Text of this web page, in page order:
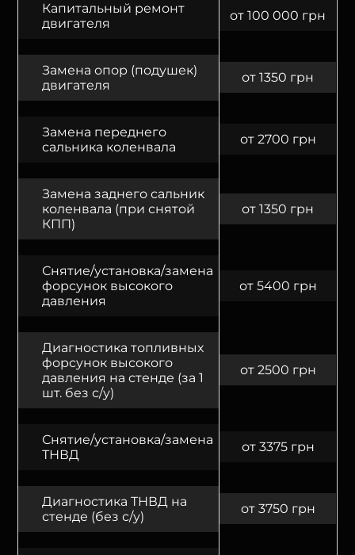
Капитальный ремонт
двигателя
от 100 000 грн
Замена опор (подушек)
двигателя
от 1350 грн
Замена переднего
сальника коленвала
от 2700 грн
Замена заднего сальник
коленвала (при снятой
КПП)
от 1350 грн
Снятие/установка/замена
форсунок высокого
давления
от 5400 грн
Диагностика топливных
форсунок высокого
давления на стенде (за 1
шт. без с/у)
от 2500 грн
Снятие/установка/замена
ТНВД
от 3375 грн
Диагностика ТНВД на
стенде (без с/у)
от 3750 грн